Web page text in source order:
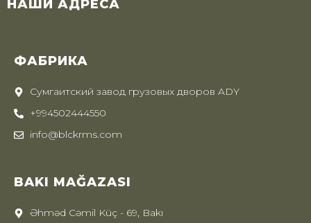
НАШИ АДРЕСА
ФАБРИКА
Сумгаитский завод грузовых дворов ADY
+994502444550
info@blckrms.com
BAKI MAĞAZASI
Əhməd Cəmil Küç - 69, Bakı